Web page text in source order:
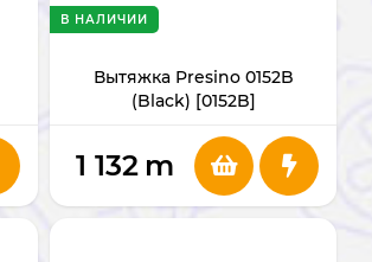
Вытяжка Presino 0152B
(Black) [0152B]
В НАЛИЧИИ
1 132 m